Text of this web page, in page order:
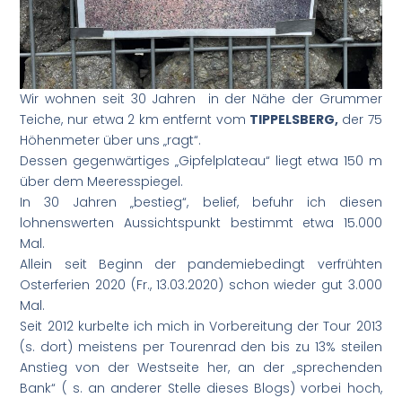
Wir wohnen seit 30 Jahren in der Nähe der Grummer
Teiche, nur etwa 2 km entfernt vom TIPPELSBERG, der 75
Höhenmeter über uns „ragt“.
Dessen gegenwärtiges „Gipfelplateau“ liegt etwa 150 m
über dem Meeresspiegel.
In 30 Jahren „bestieg“, belief, befuhr ich diesen
lohnenswerten Aussichtspunkt bestimmt etwa 15.000
Mal.
Allein seit Beginn der pandemiebedingt verfrühten
Osterferien 2020 (Fr., 13.03.2020) schon wieder gut 3.000
Mal.
Seit 2012 kurbelte ich mich in Vorbereitung der Tour 2013
(s. dort) meistens per Tourenrad den bis zu 13% steilen
Anstieg von der Westseite her, an der „sprechenden
Bank“ ( s. an anderer Stelle dieses Blogs) vorbei hoch,